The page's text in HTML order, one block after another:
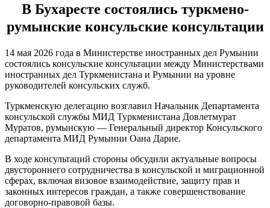
В Бухаресте состоялись туркмено-
румынские консульские консультации
14 мая 2026 года в Министерстве иностранных дел Румынии
состоялись консульские консультации между Министерствами
иностранных дел Туркменистана и Румынии на уровне
руководителей консульских служб.
Туркменскую делегацию возглавил Начальник Департамента
консульской службы МИД Туркменистана Довлетмурат
Муратов, румынскую — Генеральный директор Консульского
департамента МИД Румынии Оана Дарие.
В ходе консультаций стороны обсудили актуальные вопросы
двустороннего сотрудничества в консульской и миграционной
сферах, включая визовое взаимодействие, защиту прав и
законных интересов граждан, а также совершенствование
договорно-правовой базы.